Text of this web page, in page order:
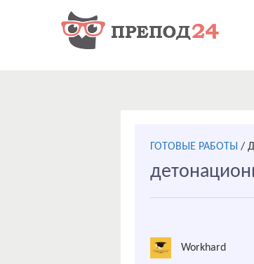
ГОТОВЫЕ РАБОТЫ /
Workhard